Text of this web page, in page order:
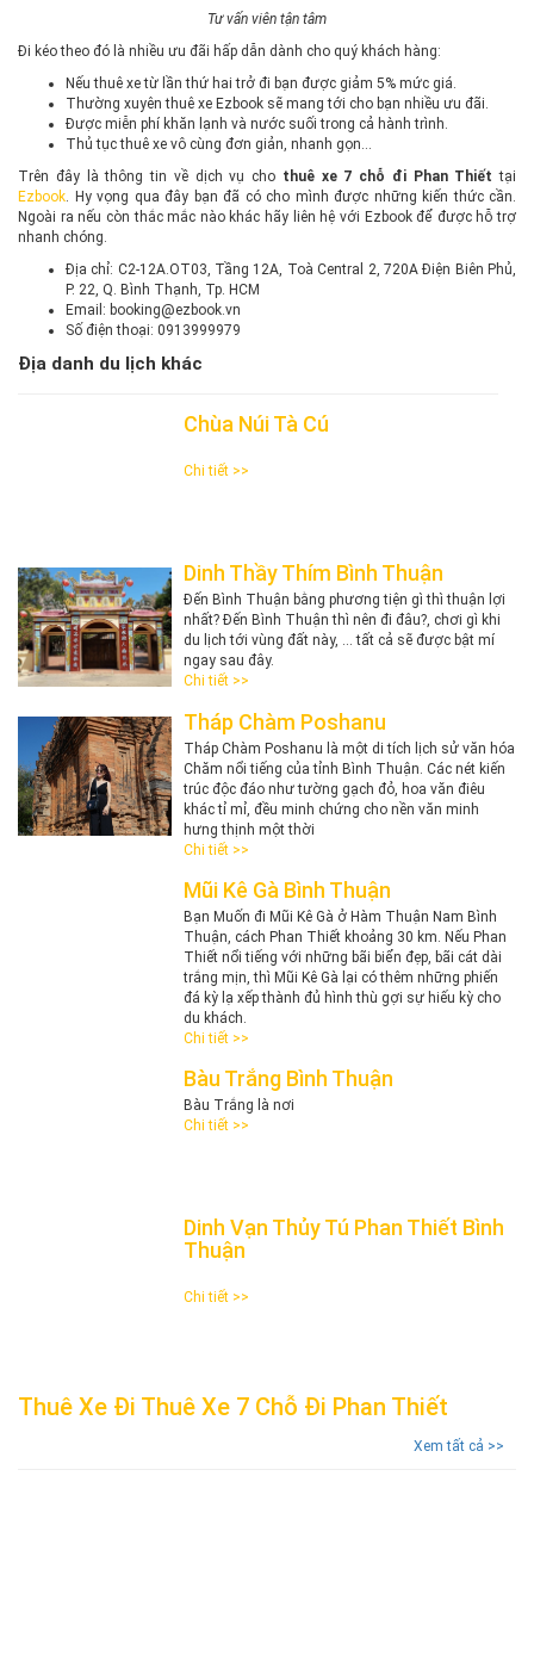
Tư vấn viên tận tâm
Đi kéo theo đó là nhiều ưu đãi hấp dẫn dành cho quý khách hàng:
Nếu thuê xe từ lần thứ hai trở đi bạn được giảm 5% mức giá.
Thường xuyên thuê xe Ezbook sẽ mang tới cho bạn nhiều ưu đãi.
Được miễn phí khăn lạnh và nước suối trong cả hành trình.
Thủ tục thuê xe vô cùng đơn giản, nhanh gọn…
Trên đây là thông tin về dịch vụ cho thuê xe 7 chỗ đi Phan Thiết tại
Ezbook. Hy vọng qua đây bạn đã có cho mình được những kiến thức cần.
Ngoài ra nếu còn thắc mắc nào khác hãy liên hệ với Ezbook để được hỗ trợ
nhanh chóng.
Địa chỉ: C2-12A.OT03, Tầng 12A, Toà Central 2, 720A Điện Biên Phủ,
P. 22, Q. Bình Thạnh, Tp. HCM
Email: booking@ezbook.vn
Số điện thoại: 0913999979
Địa danh du lịch khác
Chùa Núi Tà Cú
Chi tiết >>
Dinh Thầy Thím Bình Thuận
Đến Bình Thuận bằng phương tiện gì thì thuận lợi
nhất? Đến Bình Thuận thì nên đi đâu?, chơi gì khi
du lịch tới vùng đất này, ... tất cả sẽ được bật mí
ngay sau đây.
Chi tiết >>
Tháp Chàm Poshanu
Tháp Chàm Poshanu là một di tích lịch sử văn hóa
Chăm nổi tiếng của tỉnh Bình Thuận. Các nét kiến
trúc độc đáo như tường gạch đỏ, hoa văn điêu
khác tỉ mỉ, đều minh chứng cho nền văn minh
hưng thịnh một thời
Chi tiết >>
Mũi Kê Gà Bình Thuận
Bạn Muốn đi Mũi Kê Gà ở Hàm Thuận Nam Bình
Thuận, cách Phan Thiết khoảng 30 km. Nếu Phan
Thiết nổi tiếng với những bãi biển đẹp, bãi cát dài
trắng mịn, thì Mũi Kê Gà lại có thêm những phiến
đá kỳ lạ xếp thành đủ hình thù gợi sự hiếu kỳ cho
du khách.
Chi tiết >>
Bàu Trắng Bình Thuận
Bàu Trắng là nơi
Chi tiết >>
Dinh Vạn Thủy Tú Phan Thiết Bình
Thuận
Chi tiết >>
Thuê Xe Đi Thuê Xe 7 Chỗ Đi Phan Thiết
Xem tất cả >>